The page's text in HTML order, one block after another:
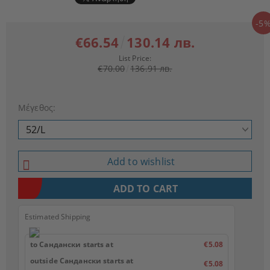
-
€66.54 130.14 лв.
List Price:
€70.00 136.91 лв.
Μέγεθος:
Add to wishlist
Estimated Shipping
to Сандански starts at
€5.08
outside Сандански starts at
€5.08